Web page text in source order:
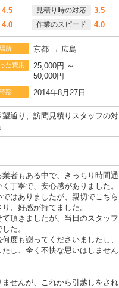
4.5 見積り時の対応 3.5
4.0 作業のスピード 4.0
所 京都 → 広島
た費用
25,000円 ～
50,000円
期 2014年8月27日
通り、訪問見積りスタッフの対
者もある中で、きっちり時間通
丁寧で、安心感がありました。
はありましたが、親切でこちら
、好感が持てました。
頂きましたが、当日のスタッフ
た。
度も謝ってくださいましたし、
し、全く不快な思いはしません
せんが、これから引越しをされ